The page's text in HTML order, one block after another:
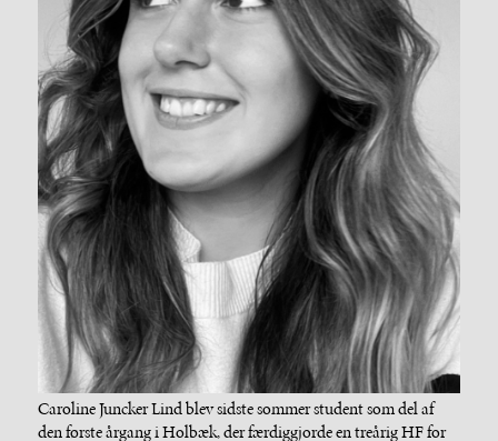
Caroline Juncker Lind blev sidste sommer student som del af
den første årgang i Holbæk, der færdiggjorde en treårig HF for